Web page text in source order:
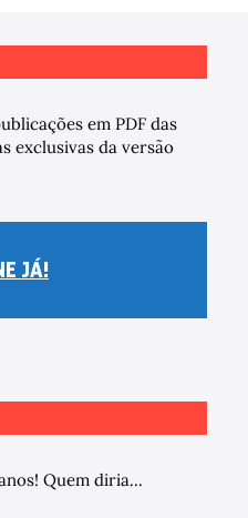
em PDF das
exclusivas da versão
JÁ!
Quem diria...